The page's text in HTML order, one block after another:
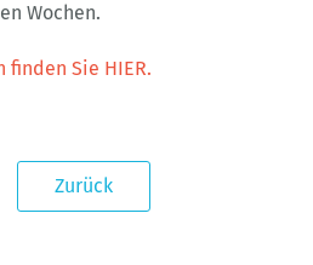
Wochen.
Sie HIER.
Zurück